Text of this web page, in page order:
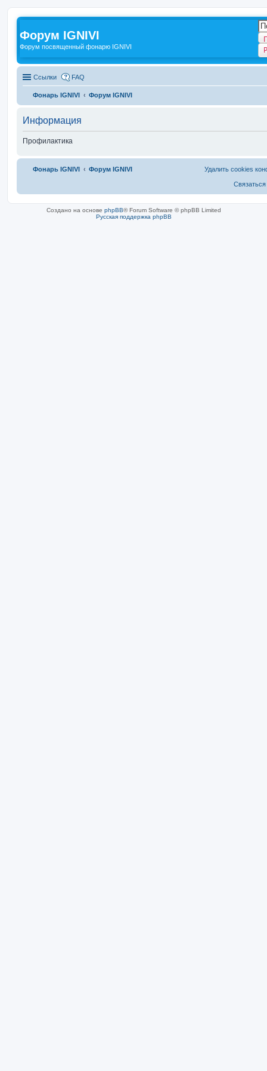
Форум IGNIVI
Форум посвященный фонарю IGNIVI
Ссылки FAQ
Фонарь IGNIVI Форум IGNIVI
Информация
Профилактика
Фонарь IGNIVI Форум IGNIVI Удалить cookies
Создано на основе phpBB® Forum Software © phpBB Limited
Русская поддержка phpBB